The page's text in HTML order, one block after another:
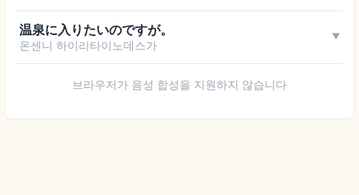
温泉に入りたいのですが。
온센니 하이리타이노데스가
▼
브라우저가 음성 합성을 지원하지 않습니다